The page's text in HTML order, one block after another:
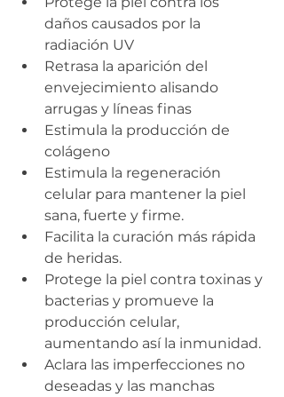
daños causados por la
radiación UV
Retrasa la aparición del
envejecimiento alisando
arrugas y líneas finas
Estimula la producción de
colágeno
Estimula la regeneración
celular para mantener la piel
sana, fuerte y firme.
Facilita la curación más rápida
de heridas.
Protege la piel contra toxinas y
bacterias y promueve la
producción celular,
aumentando así la inmunidad.
Aclara las imperfecciones no
deseadas y las manchas